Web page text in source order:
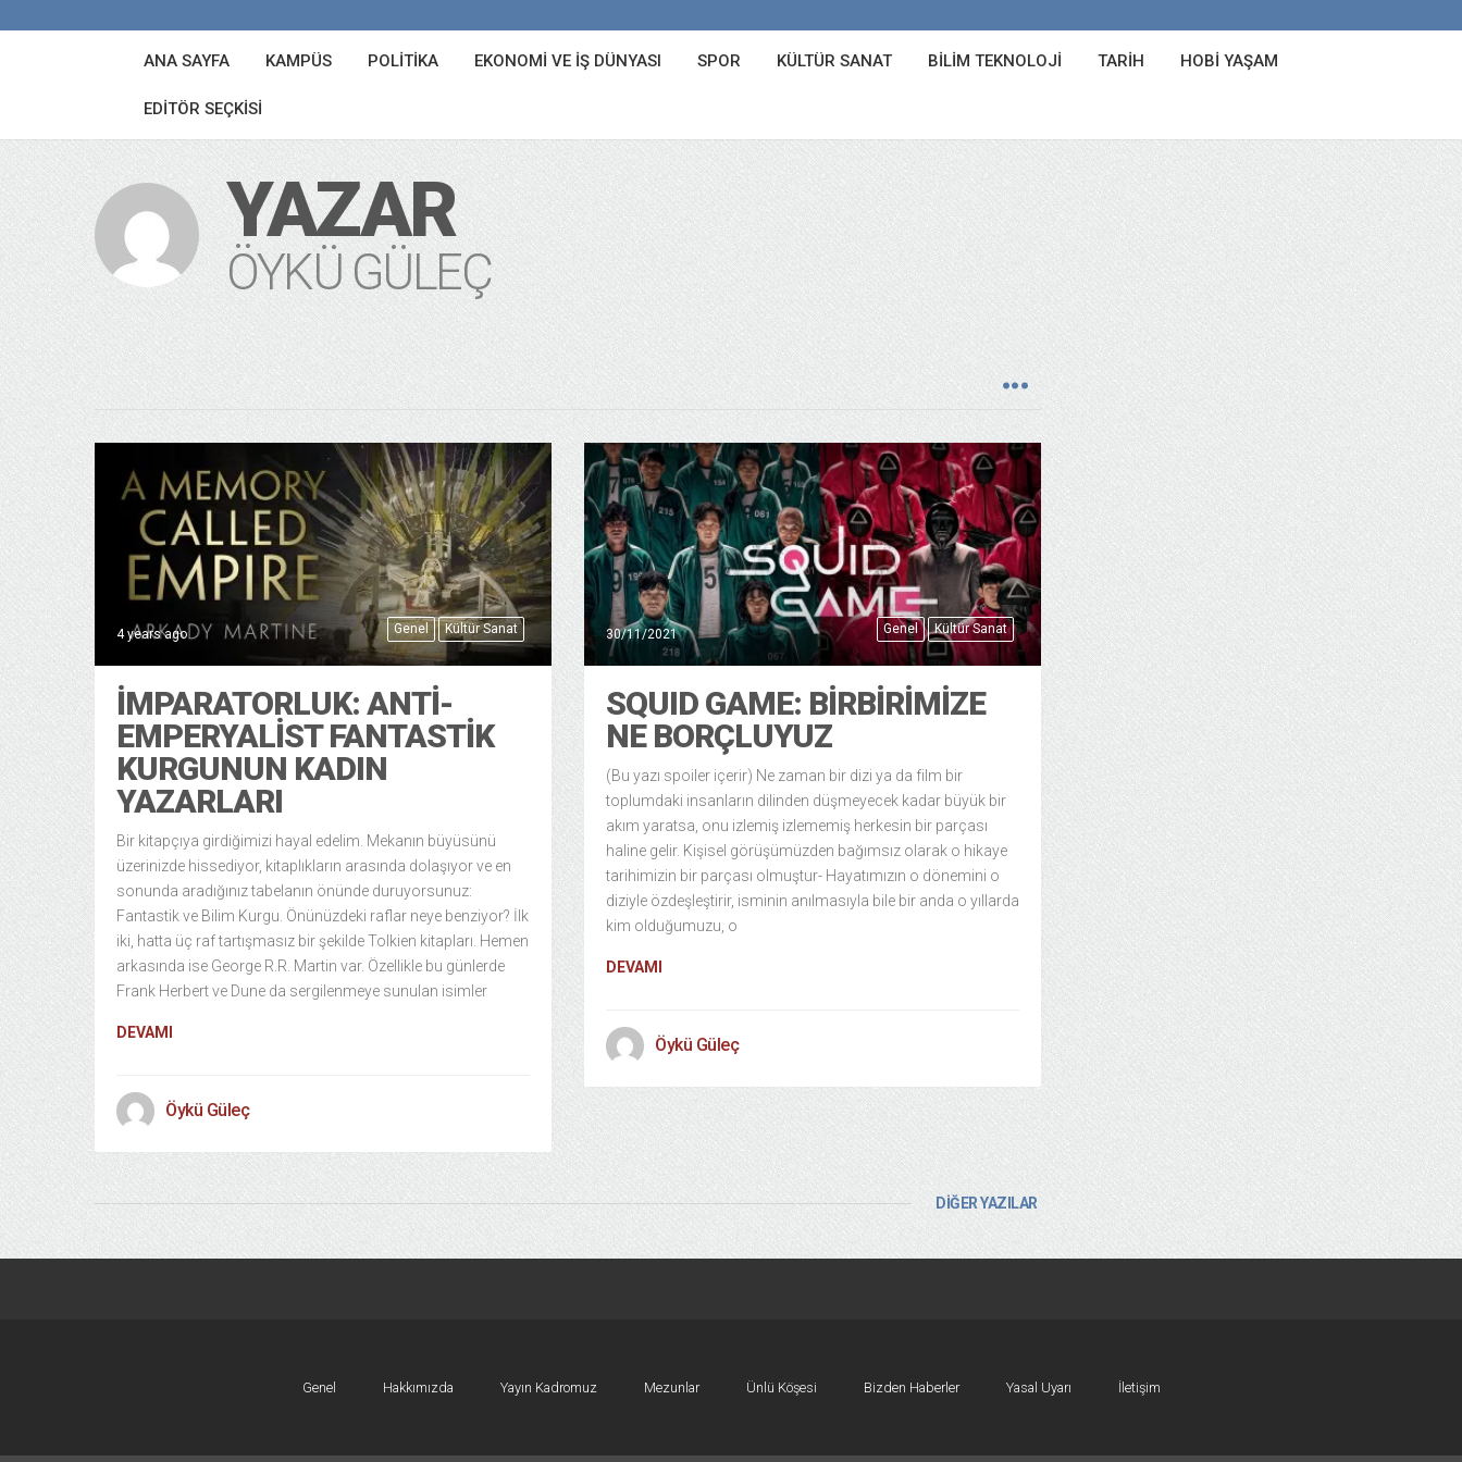
ANA SAYFA KAMPÜS POLITIKA EKONOMI VE İŞ DÜNYASI SPOR KÜLTÜR SANAT BILIM TEKNOLOJI TARIH HOBI YAŞAM
EDITÖR SEÇKISI
YAZAR
ÖYKÜ GÜLEÇ
Genel Kültür Sanat
4 years ago
İMPARATORLUK: ANTI-
EMPERYALIST FANTASTIK
KURGUNUN KADIN
YAZARLARI
Bir kitapçıya girdiğimizi hayal edelim. Mekanın büyüsünü
üzerinizde hissediyor, kitaplıkların arasında dolaşıyor ve en
sonunda aradığınız tabelanın önünde duruyorsunuz:
Fantastik ve Bilim Kurgu. Önünüzdeki raflar neye benziyor? İlk
iki, hatta üç raf tartışmasız bir şekilde Tolkien kitapları. Hemen
arkasında ise George R.R. Martin var. Özellikle bu günlerde
Frank Herbert ve Dune da sergilenmeye sunulan isimler
DEVAMI
Öykü Güleç
Genel Kültür Sanat
30/11/2021
SQUID GAME: BİRBİRİMİZE
NE BORÇLUYUZ
(Bu yazı spoiler içerir) Ne zaman bir dizi ya da film bir
toplumdaki insanların dilinden düşmeyecek kadar büyük bir
akım yaratsa, onu izlemiş izlememiş herkesin bir parçası
haline gelir. Kişisel görüşümüzden bağımsız olarak o hikaye
tarihimizin bir parçası olmuştur- Hayatımızın o dönemini o
diziyle özdeşleştirir, isminin anılmasıyla bile bir anda o yıllarda
kim olduğumuzu, o
DEVAMI
Öykü Güleç
DİĞER YAZILAR
Genel Hakkımızda Yayın Kadromuz Mezunlar Ünlü Köşesi Bizden Haberler Yasal Uyarı İletişim